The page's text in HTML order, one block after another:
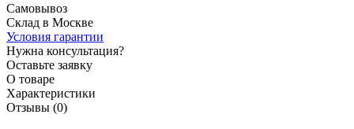
Самовывоз
Склад в Москве
Условия гарантии
Нужна консультация?
Оставьте заявку
О товаре
Характеристики
Отзывы (0)